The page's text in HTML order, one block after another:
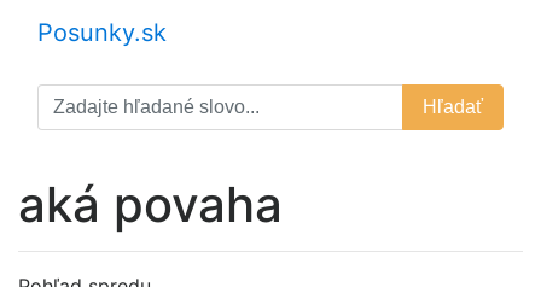
Posunky.sk
Hľadať
aká povaha